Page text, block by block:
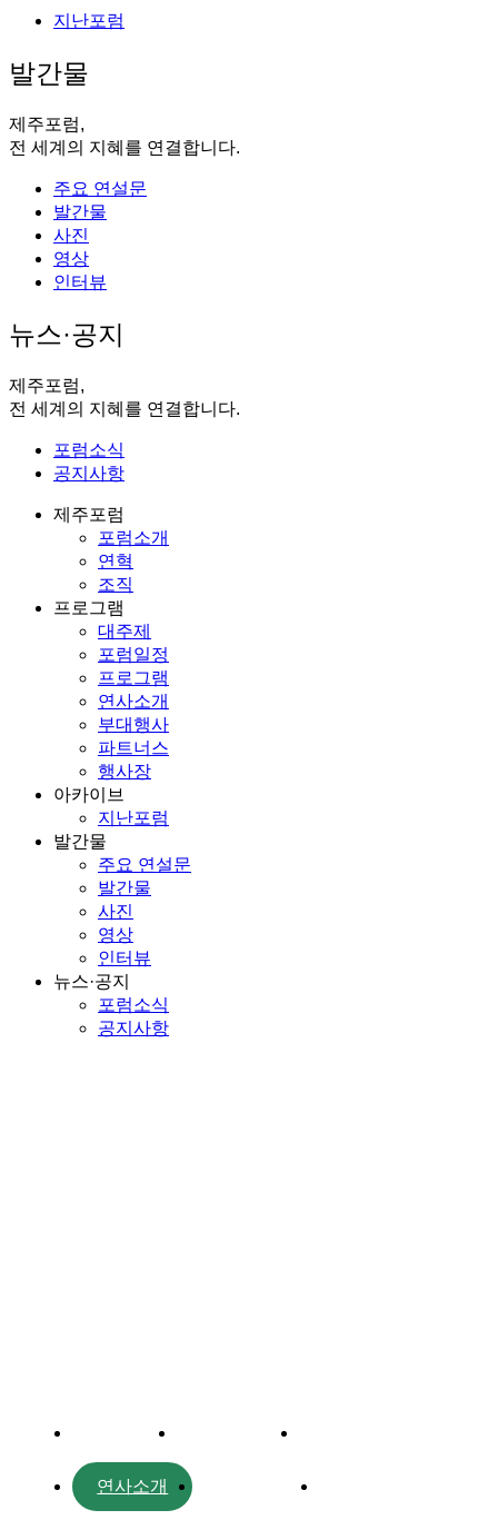
지난포럼
발간물
제주포럼,
전 세계의 지혜를 연결합니다.
주요 연설문
발간물
사진
영상
인터뷰
뉴스·공지
제주포럼,
전 세계의 지혜를 연결합니다.
포럼소식
공지사항
제주포럼
포럼소개
연혁
조직
프로그램
대주제
포럼일정
프로그램
연사소개
부대행사
파트너스
행사장
아카이브
지난포럼
발간물
주요 연설문
발간물
사진
영상
인터뷰
뉴스·공지
포럼소식
공지사항
연사소개